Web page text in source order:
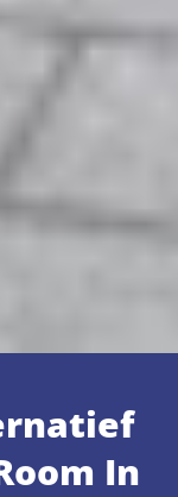
In